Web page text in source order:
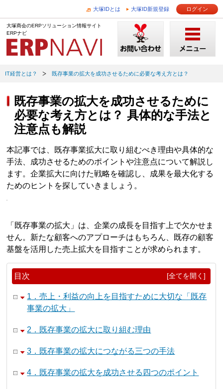
大塚IDとは 大塚ID新規登録 ログイン
大塚商会のERPソリューション情報サイト
ERPナビ
IT経営とは？ 既存事業の拡大を成功させるために必要な考え方とは？
既存事業の拡大を成功させるために
必要な考え方とは？ 具体的な手法と
注意点も解説
本記事では、既存事業拡大に取り組むべき理由や具体的な
手法、成功させるためのポイントや注意点について解説し
ます。企業拡大に向けた戦略を確認し、成果を最大化する
ためのヒントを探していきましょう。
「既存事業の拡大」は、企業の成長を目指す上で欠かせま
せん。新たな顧客へのアプローチはもちろん、既存の顧客
基盤を活用した売上拡大を目指すことが求められます。
目次 [全てを開く]
1．売上・利益の向上を目指すために大切な「既存
事業の拡大」
2．既存事業の拡大に取り組む理由
3．既存事業の拡大につながる三つの手法
4．既存事業の拡大を成功させる四つのポイント